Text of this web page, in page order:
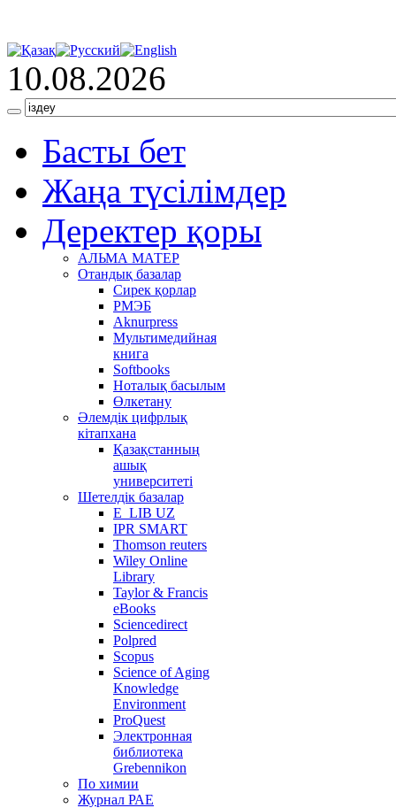
10.08.2026
Басты бет
Жаңа түсілімдер
Деректер қоры
АЛЬМА МАТЕР
Отандық базалар
Сирек қорлар
РМЭБ
Аknurpress
Мультимедийная
книга
Softbooks
Ноталық басылым
Өлкетану
Әлемдік цифрлық
кітапхана
Қазақстанның
ашық
университеті
Шетелдік базалар
E_LIB UZ
IPR SMART
Thomson reuters
Wiley Online
Library
Taylor & Francis
eBooks
Sciencedirect
Polpred
Scopus
Science of Aging
Knowledge
Environment
ProQuest
Электронная
библиотека
Grebennikon
По химии
Журнал РАЕ